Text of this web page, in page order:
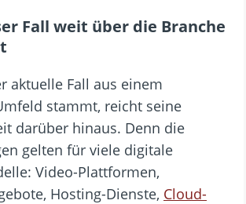
Fall weit über die Branche
aktuelle Fall aus einem
stammt, reicht seine
darüber hinaus. Denn die
gelten für viele digitale
Video-Plattformen,
Hosting-Dienste, Cloud-